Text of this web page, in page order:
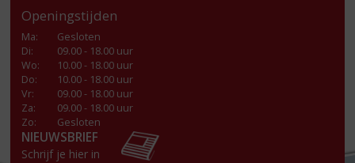
Openingstijden
Ma:
Gesloten
Di:
09.00 - 18.00 uur
Wo:
10.00 - 18.00 uur
Do:
10.00 - 18.00 uur
Vr:
09.00 - 18.00 uur
Za:
09.00 - 18.00 uur
Zo:
Gesloten
NIEUWSBRIEF
Schrijf je hier in